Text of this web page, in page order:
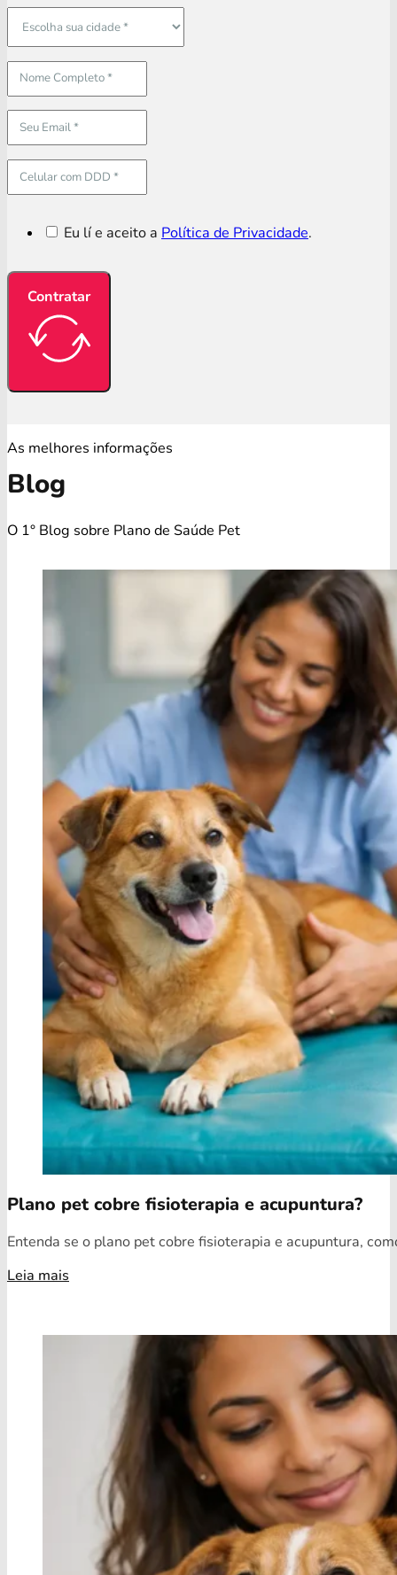
Eu lí e aceito a Política de Privacidade.
Contratar
As melhores informações
Blog
O 1° Blog sobre Plano de Saúde Pet
Plano pet cobre fisioterapia e acupuntura?
Entenda se o plano pet cobre fisioterapia e acupuntura,
Leia mais